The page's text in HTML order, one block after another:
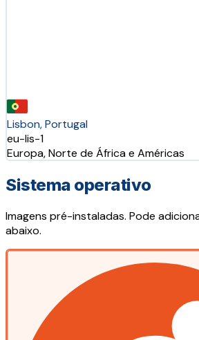
Lisbon, Portugal
eu-lis-1
Europa, Norte de África e Américas
Sistema operativo
Imagens pré-instaladas. Pode
abaixo.